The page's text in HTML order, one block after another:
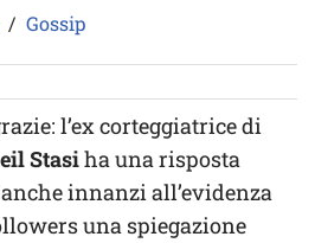
Gossip
l’ex corteggiatrice di
Stasiha una risposta
innanzi all’evidenza
una spiegazione